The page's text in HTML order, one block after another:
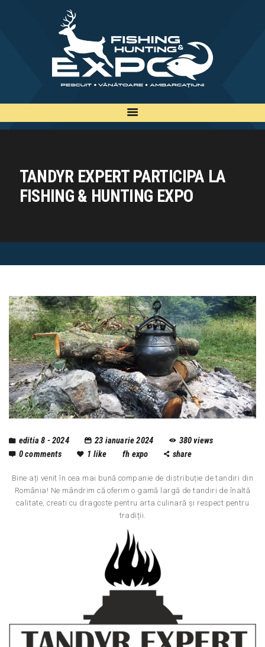
TANDYR EXPERT PARTICIPA LA
FISHING & HUNTING EXPO
INFO
INSCRIERE
TARIFE
EDITII
CONTACT
EN
editia 8 - 2024 23 ianuarie 2024 380views
0comments 1 like fh expo share
Bine ați venit în cea mai bună companie de distribuție de tandiri din
România! Ne mândrim că oferim o gamă largă de tandiri de înaltă
calitate, creati cu dragoste pentru arta culinară și respect pentru
tradiții.